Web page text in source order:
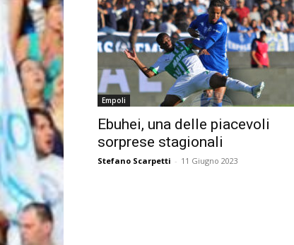
Empoli
Ebuhei, una delle piacevoli
sorprese stagionali
Stefano Scarpetti - 11 Giugno 2023